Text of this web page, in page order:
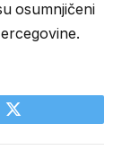
osumnjičeni
Twitter